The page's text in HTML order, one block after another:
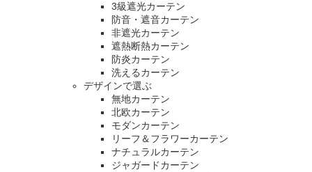
3級遮光カーテン
防音・遮音カーテン
非遮光カーテン
遮熱断熱カーテン
防炎カーテン
洗えるカーテン
デザインで選ぶ
無地カーテン
北欧カーテン
モダンカーテン
リーフ＆フラワーカーテン
ナチュラルカーテン
ジャガードカーテン